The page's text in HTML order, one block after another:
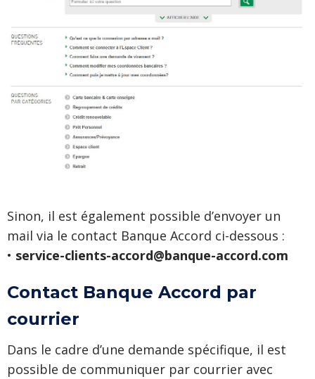
Sinon, il est également possible d’envoyer un
mail via le contact Banque Accord ci-dessous :
• service-clients-accord@banque-accord.com
Contact Banque Accord par
courrier
Dans le cadre d’une demande spécifique, il est
possible de communiquer par courrier avec